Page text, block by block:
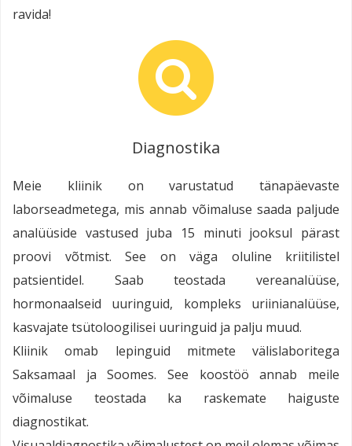
ravida!
Diagnostika
Meie kliinik on varustatud tänapäevaste
laborseadmetega, mis annab võimaluse saada paljude
analüüside vastused juba 15 minuti jooksul pärast
proovi võtmist. See on väga oluline kriitilistel
patsientidel. Saab teostada vereanalüüse,
hormonaalseid uuringuid, kompleks uriinianalüüse,
kasvajate tsütoloogilisei uuringuid ja palju muud.
Kliinik omab lepinguid mitmete välislaboritega
Saksamaal ja Soomes. See koostöö annab meile
võimaluse teostada ka raskemate haiguste
diagnostikat.